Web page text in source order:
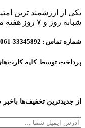
شبانه روز و ۷ روز هفته می باشد.
شماره تماس : 33345892-061
پرداخت توسط کلیه
از جدیدترین تخفیف‌ها باخبر